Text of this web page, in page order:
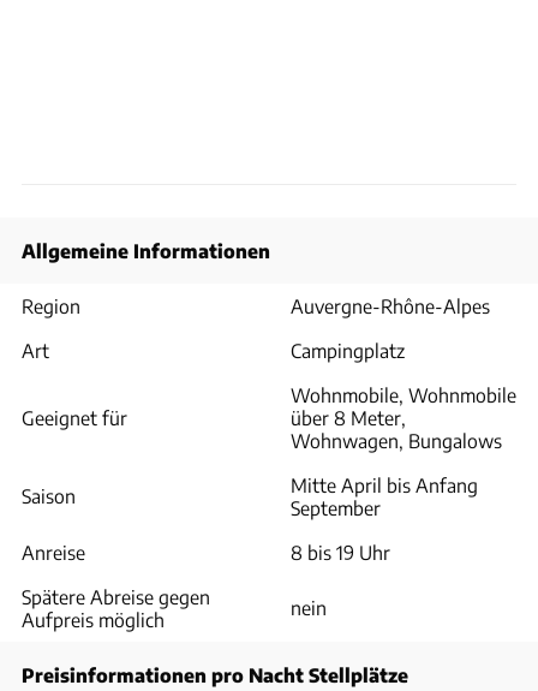
Allgemeine Informationen
Region
Auvergne-Rhône-Alpes
Art
Campingplatz
Geeignet für
Wohnmobile, Wohnmobile
über 8 Meter,
Wohnwagen, Bungalows
Saison
Mitte April bis Anfang
September
Anreise
8 bis 19 Uhr
Spätere Abreise gegen
Aufpreis möglich
nein
Preisinformationen pro Nacht Stellplätze